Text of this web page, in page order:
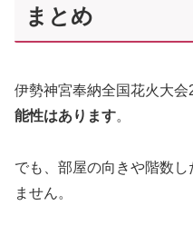
まとめ
伊勢神宮奉納全国花火大会
能性はあります。
でも、部屋の向きや階数
ません。